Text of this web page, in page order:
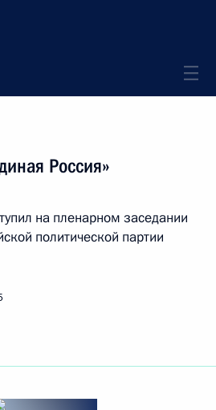
Россия»
на пленарном заседании
политической партии